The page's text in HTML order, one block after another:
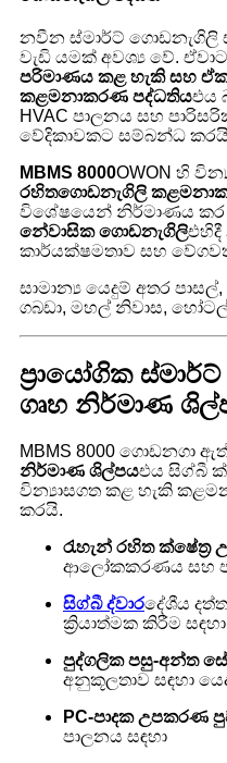
නවීන ස්මාර්ට් ගොඩනැගිලි
වැඩි යමක් අවශ්‍ය වේ.
පරිමාණය කළ හැකි සහ
කළමනාකරණ පද්ධතියඑය
HVAC පාලනය සහ
වේදිකාවකට සම්බන්ධ
MBMS 8000OWON හි
රහිතගොඩනැගිලි
විශේෂයෙන් නිර්මාණය
නේවාසික ගොඩනැගිලිඑහිදී
කාර්යක්ෂමතාව සහ
සාමාන්‍ය යෙදුම් අතර
ගබඩා, මහල් නිවාස,
ප්‍රායෝගික
ගෘහ නිර්මාණ
MBMS 8000 ගොඩනගා
නිර්මාණ ශිල්පයඑය සිග්බී
වින්‍යාසගත කළ හැකි
කරයි.
රැහැන් රහිත ක්ෂේත්‍ර
ආලෝකකරණය සහ
සිග්බී ද්වාරදේශීය
ක්‍රියාත්මක කිරීම සඳහා
පුද්ගලික පසු-අන්ත
අනුකූලතාව සඳහා
PC-පාදක උපකරණ
පාලනය සඳහා